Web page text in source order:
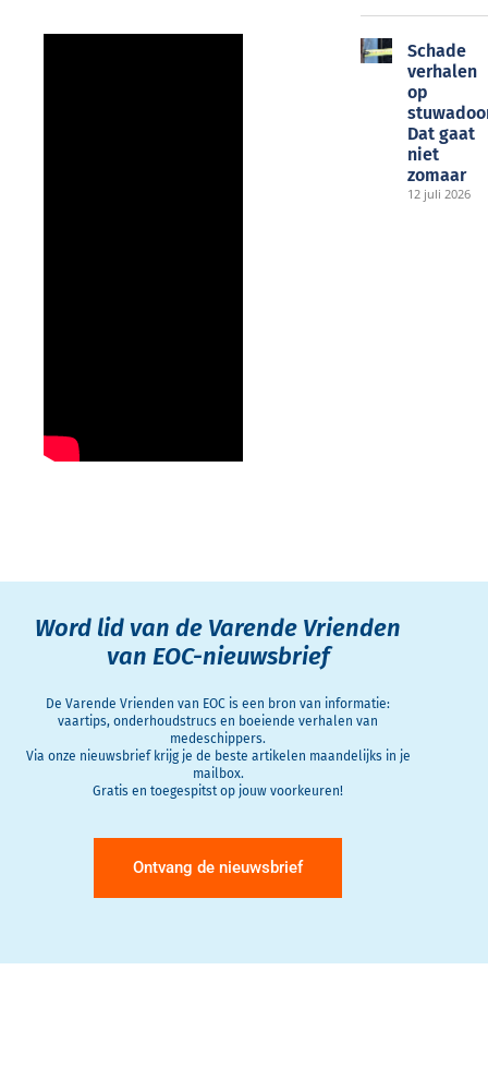
Schade
verhalen
op
Dat gaat
niet
zomaar
12 juli 2026
Word lid van de Varende Vrienden
van EOC-nieuwsbrief
De Varende Vrienden van EOC is een bron van informatie:
vaartips, onderhoudstrucs en boeiende verhalen van
medeschippers.
Via onze nieuwsbrief krijg je de beste artikelen maandelijks in je
mailbox.
Gratis en toegespitst op jouw voorkeuren!
Ontvang de nieuwsbrief